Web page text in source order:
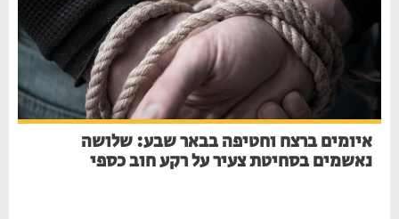
איומים ברצח וחטיפה בבאר שבע: שלושה
נאשמים בסחיטת צעיר על רקע חוב כספי